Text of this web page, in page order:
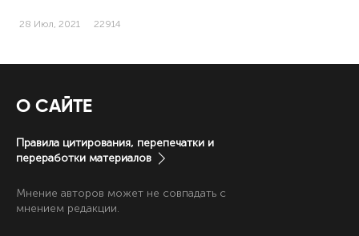
28 Июл, 2021 22914
О САЙТЕ
Правила цитирования, перепечатки и
переработки материалов
Мнение авторов может не совпадать с
мнением редакции.